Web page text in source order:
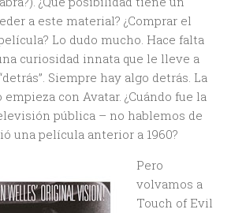
a este material? ¿Comprar el
Lo dudo mucho. Hace falta
curiosidad innata que le lleve a
Siempre hay algo detrás. La
con Avatar. ¿Cuándo fue la
pública – no hablemos de
una película anterior a 1960?
Pero
volvamos a
Touch of Evil